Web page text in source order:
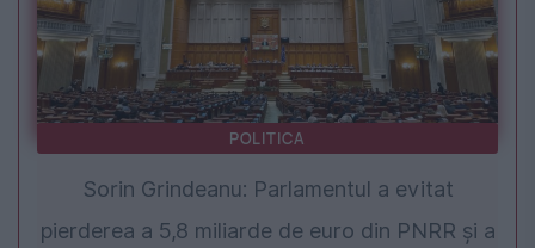
POLITICA
Sorin Grindeanu: Parlamentul a evitat
pierderea a 5,8 miliarde de euro din PNRR și a